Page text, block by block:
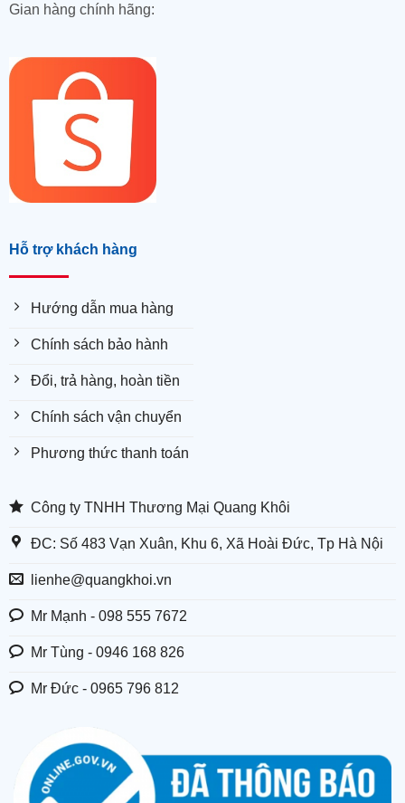
Gian hàng chính hãng:
Hỗ trợ khách hàng
Hướng dẫn mua hàng
Chính sách bảo hành
Đổi, trả hàng, hoàn tiền
Chính sách vận chuyển
Phương thức thanh toán
Công ty TNHH Thương Mại Quang Khôi
ĐC: Số 483 Vạn Xuân, Khu 6, Xã Hoài Đức, Tp Hà Nội
lienhe@quangkhoi.vn
Mr Mạnh - 098 555 7672
Mr Tùng - 0946 168 826
Mr Đức - 0965 796 812